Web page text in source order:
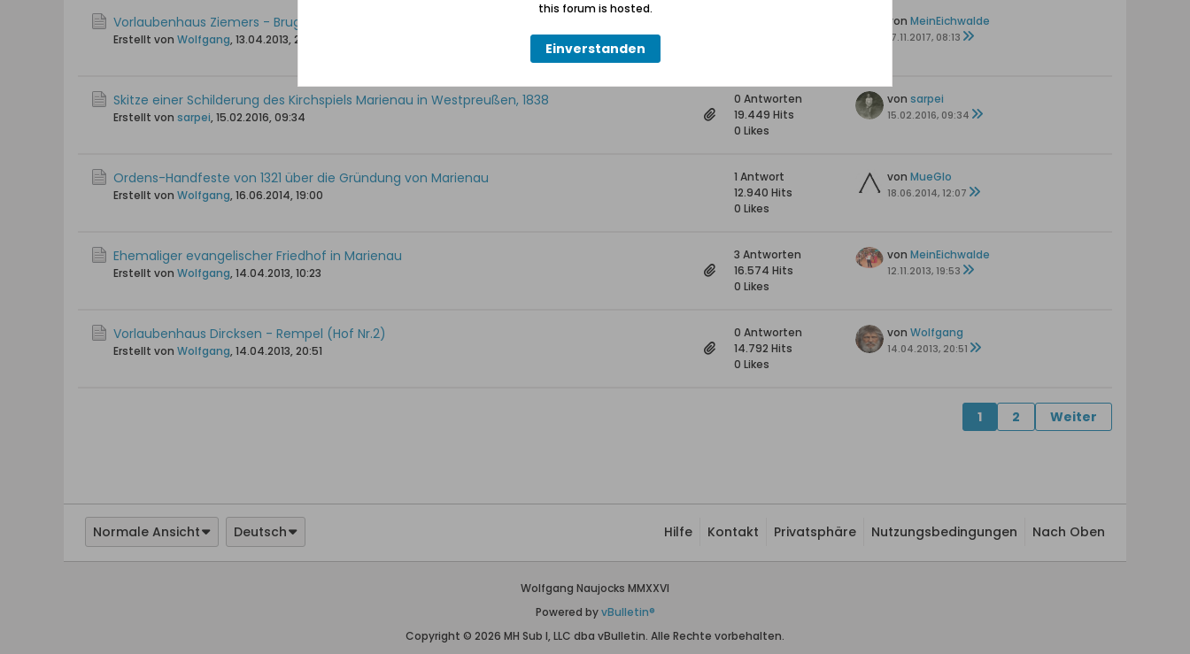
Vorlaubenhaus Ziemers - Bruggs / Baumeister Peter Loewen (Hof Nr.17)
Erstellt von Wolfgang, 13.04.2013, 20:51
von MeinEichwalde
17.11.2017, 08:13
Skitze einer Schilderung des Kirchspiels Marienau in Westpreußen, 1838
Erstellt von sarpei, 15.02.2016, 09:34
0 Antworten
19.449 Hits
0 Likes
von sarpei
15.02.2016, 09:34
Ordens-Handfeste von 1321 über die Gründung von Marienau
Erstellt von Wolfgang, 16.06.2014, 19:00
1 Antwort
12.940 Hits
0 Likes
von MueGlo
18.06.2014, 12:07
Ehemaliger evangelischer Friedhof in Marienau
Erstellt von Wolfgang, 14.04.2013, 10:23
3 Antworten
16.574 Hits
0 Likes
von MeinEichwalde
12.11.2013, 19:53
Vorlaubenhaus Dircksen - Rempel (Hof Nr.2)
Erstellt von Wolfgang, 14.04.2013, 20:51
0 Antworten
14.792 Hits
0 Likes
von Wolfgang
14.04.2013, 20:51
1 2 Weiter
Normale Ansicht Deutsch Hilfe Kontakt Privatsphäre Nutzungsbedingungen Nach Oben
Wolfgang Naujocks MMXXVI
Powered byvBulletin®
Copyright © 2026 MH Sub I, LLC dba vBulletin. Alle Rechte vorbehalten.
this forum is hosted.
Einverstanden